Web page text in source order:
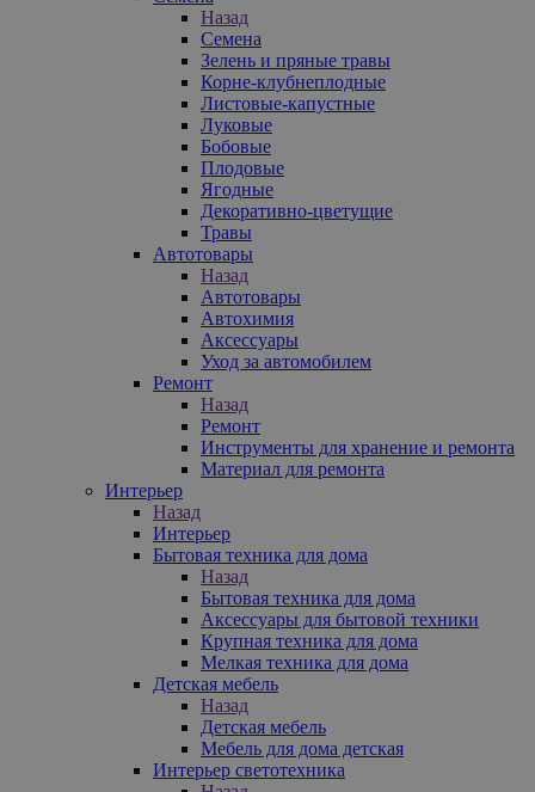
Назад
Семена
Зелень и пряные травы
Корне-клубнеплодные
Листовые-капустные
Луковые
Бобовые
Плодовые
Ягодные
Декоративно-цветущие
Травы
Автотовары
Назад
Автотовары
Автохимия
Аксессуары
Уход за автомобилем
Ремонт
Назад
Ремонт
Инструменты для хранение и ремонта
Материал для ремонта
Интерьер
Назад
Интерьер
Бытовая техника для дома
Назад
Бытовая техника для дома
Аксессуары для бытовой техники
Крупная техника для дома
Мелкая техника для дома
Детская мебель
Назад
Детская мебель
Мебель для дома детская
Интерьер светотехника